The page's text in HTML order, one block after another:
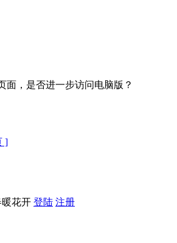
面，是否进一步访问电脑版？
]
花开 登陆 注册